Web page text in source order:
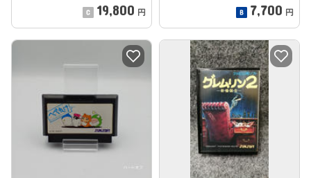
19,800 円 7,700 円